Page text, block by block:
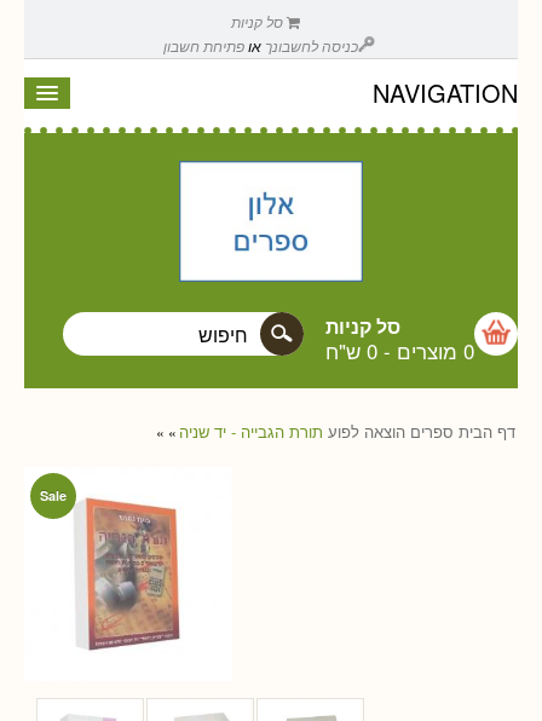
סל קניות
כניסה לחשבונך אופתיחת חשבון
NAVIGATION
סל קניות
0 מוצרים - 0 ש"ח
דף הבית » ספרים הוצאה לפוע » תורת הגבייה - יד שניה
Sale